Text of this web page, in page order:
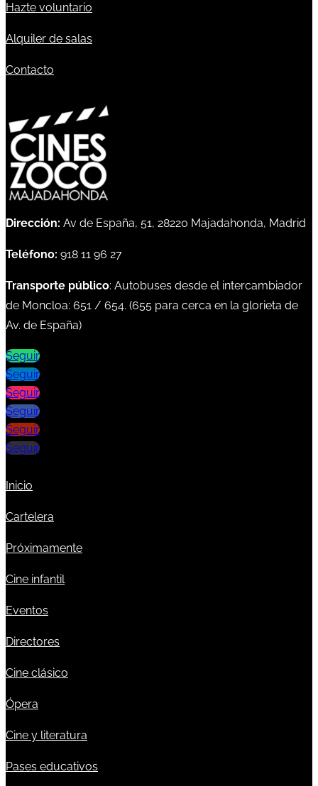
Hazte voluntario
Alquiler de salas
Contacto
Dirección: Av de España, 51, 28220 Majadahonda, Madrid
Teléfono: 918 11 96 27
Transporte público: Autobuses desde el intercambiador
de Moncloa: 651 / 654. (655 para cerca en la glorieta de
Av. de España)
Seguir
Seguir
Seguir
Seguir
Seguir
Seguir
Inicio
Cartelera
Próximamente
Cine infantil
Eventos
Directores
Cine clásico
Ópera
Cine y literatura
Pases educativos